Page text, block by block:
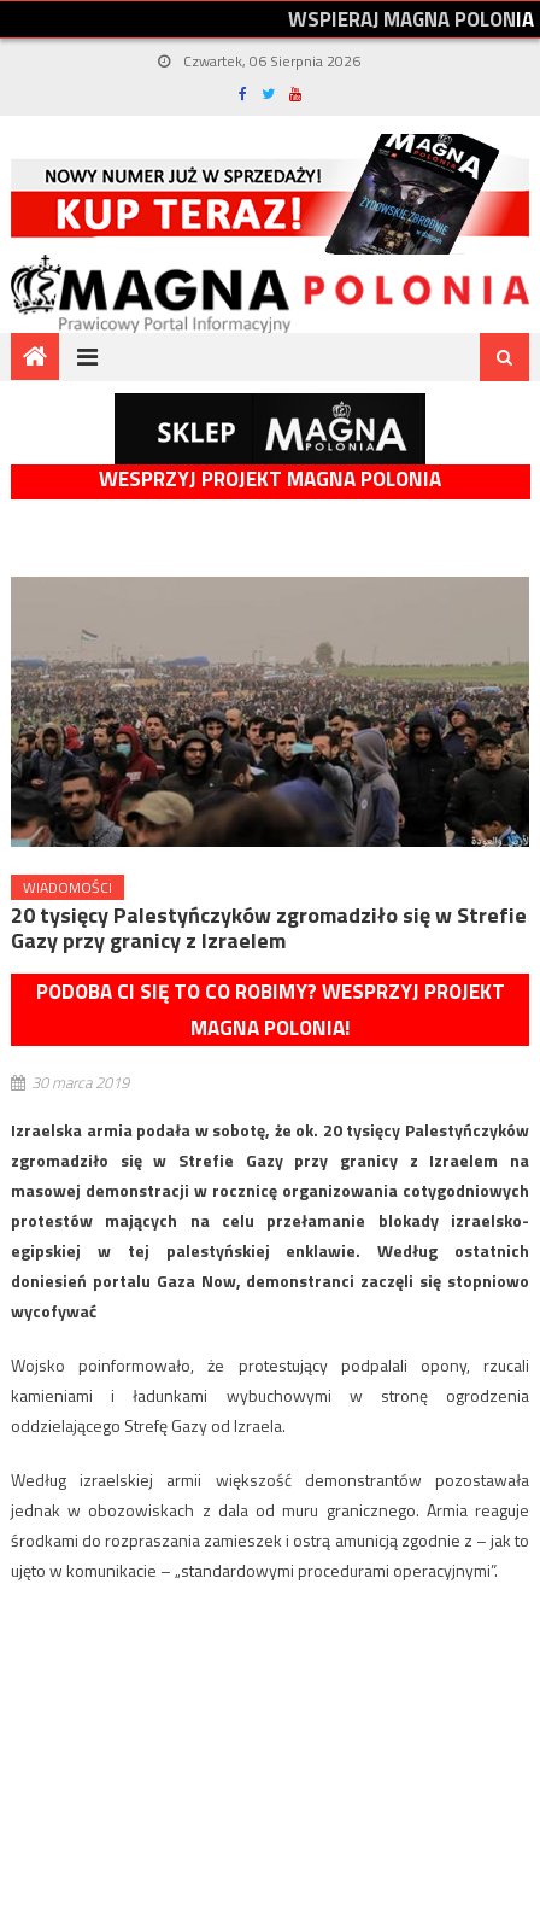
WSPIERAJMAGNAPOLONIA
Czwartek, 06 Sierpnia 2026
WESPRZYJ PROJEKT MAGNA POLONIA
WIADOMOŚCI
20 tysięcy Palestyńczyków zgromadziło się w Strefie
Gazy przy granicy z Izraelem
PODOBA CI SIĘ TO CO ROBIMY? WESPRZYJ PROJEKT
MAGNA POLONIA!
30 marca 2019
Izraelska armia podała w sobotę, że ok. 20 tysięcy Palestyńczyków
zgromadziło się w Strefie Gazy przy granicy z Izraelem na
masowej demonstracji w rocznicę organizowania cotygodniowych
protestów mających na celu przełamanie blokady izraelsko-
egipskiej w tej palestyńskiej enklawie. Według ostatnich
doniesień portalu Gaza Now, demonstranci zaczęli się stopniowo
wycofywać
Wojsko poinformowało, że protestujący podpalali opony, rzucali
kamieniami i ładunkami wybuchowymi w stronę ogrodzenia
oddzielającego Strefę Gazy od Izraela.
Według izraelskiej armii większość demonstrantów pozostawała
jednak w obozowiskach z dala od muru granicznego. Armia reaguje
środkami do rozpraszania zamieszek i ostrą amunicją zgodnie z – jak to
ujęto w komunikacie – „standardowymi procedurami operacyjnymi”.